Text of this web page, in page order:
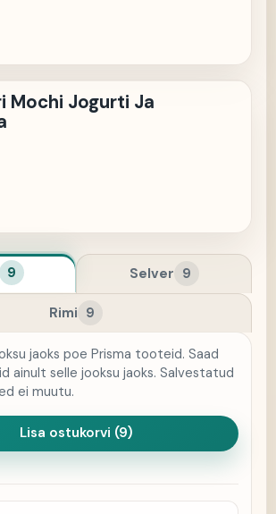
Mochi Jogurti Ja
9 Selver 9
Rimi 9
jaoks poe Prisma tooteid. Saad
ainult selle jooksu jaoks. Salvestatud
ei muutu.
Lisa ostukorvi (9)